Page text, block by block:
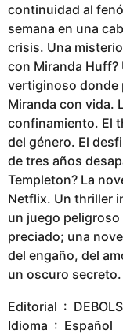
continuidad al
semana en una
crisis. Una
con Miranda
vertiginoso donde
Miranda con vida.
confinamiento. El
del género. El
de tres años
Templeton? La
Netflix. Un thriller
un juego peligroso
preciado; una
del engaño, del
un oscuro secreto.
Editorial ‏ :
Idioma ‏ : ‎ Español